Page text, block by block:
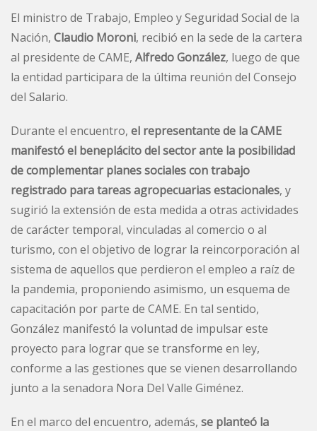
El ministro de Trabajo, Empleo y Seguridad Social de la
Nación, Claudio Moroni, recibió en la sede de la cartera
al presidente de CAME, Alfredo González, luego de que
la entidad participara de la última reunión del Consejo
del Salario.
Durante el encuentro, el representante de la CAME
manifestó el beneplácito del sector ante la posibilidad
de complementar planes sociales con trabajo
registrado para tareas agropecuarias estacionales, y
sugirió la extensión de esta medida a otras actividades
de carácter temporal, vinculadas al comercio o al
turismo, con el objetivo de lograr la reincorporación al
sistema de aquellos que perdieron el empleo a raíz de
la pandemia, proponiendo asimismo, un esquema de
capacitación por parte de CAME. En tal sentido,
González manifestó la voluntad de impulsar este
proyecto para lograr que se transforme en ley,
conforme a las gestiones que se vienen desarrollando
junto a la senadora Nora Del Valle Giménez.
En el marco del encuentro, además, se planteó la